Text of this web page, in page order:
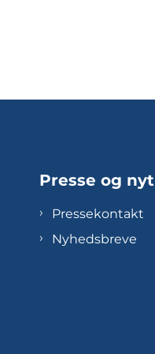
Presse og nyt
Pressekontakt
Nyhedsbreve